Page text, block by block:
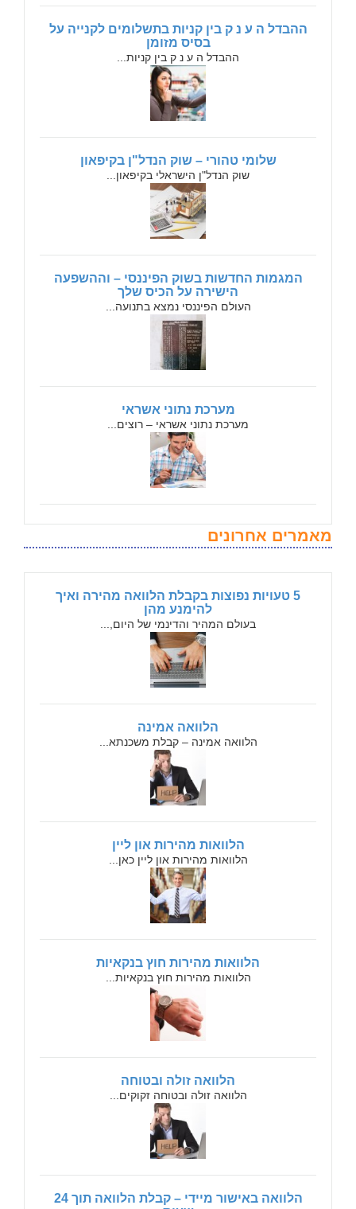
ההבדל ה ע נ ק בין קניות בתשלומים לקנייה על
בסיס מזומן
ההבדל ה ע נ ק בין קניות...
שלומי טהורי – שוק הנדל"ן בקיפאון
שוק הנדל"ן הישראלי בקיפאון...
המגמות החדשות בשוק הפיננסי – וההשפעה
הישירה על הכיס שלך
העולם הפיננסי נמצא בתנועה...
מערכת נתוני אשראי
מערכת נתוני אשראי – רוצים...
מאמרים אחרונים
5 טעויות נפוצות בקבלת הלוואה מהירה ואיך
להימנע מהן
בעולם המהיר והדינמי של היום,...
הלוואה אמינה
הלוואה אמינה – קבלת משכנתא...
הלוואות מהירות און ליין
הלוואות מהירות און ליין כאן...
הלוואות מהירות חוץ בנקאיות
הלוואות מהירות חוץ בנקאיות...
הלוואה זולה ובטוחה
הלוואה זולה ובטוחה זקוקים...
הלוואה באישור מיידי – קבלת הלוואה תוך 24